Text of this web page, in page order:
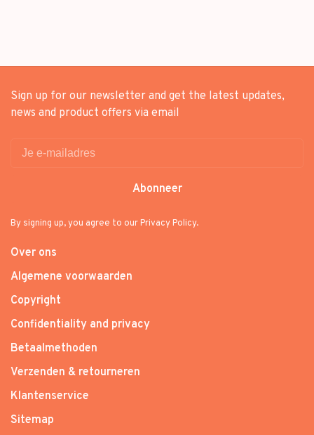
Sign up for our newsletter and get the latest updates,
news and product offers via email
Abonneer
By signing up, you agree to our Privacy Policy.
Over ons
Algemene voorwaarden
Copyright
Confidentiality and privacy
Betaalmethoden
Verzenden & retourneren
Klantenservice
Sitemap